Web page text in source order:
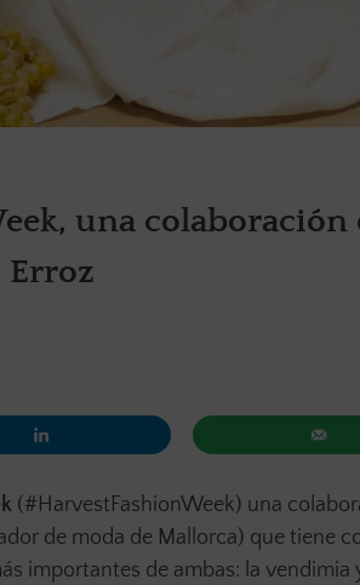
una colaboración
Erroz
(#HarvestFashionWeek) una
de moda de Mallorca) que tiene
importantes de ambas: la vendimia